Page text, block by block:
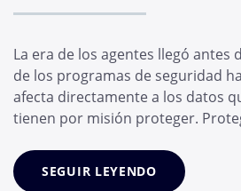
La era de los agentes llegó antes
de los programas de seguridad
afecta directamente a los datos
tienen por misión proteger.
confía su personal, y no solo a las
cuestión de meses, el empleado
SEGUIR LEYENDO